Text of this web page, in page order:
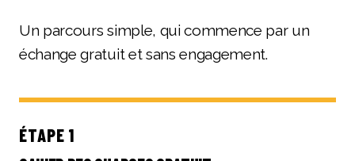
Un parcours simple, qui commence par un
échange gratuit et sans engagement.
ÉTAPE 1